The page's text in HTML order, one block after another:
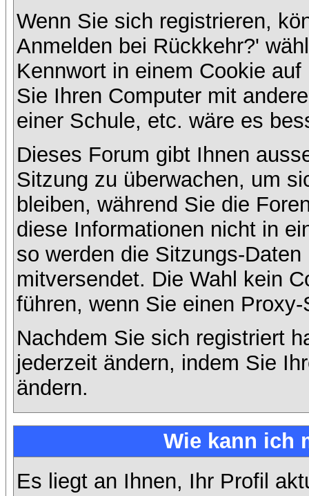
Wenn Sie sich registrieren,
Anmelden bei Rückkehr?'
Kennwort in einem Cookie
Sie Ihren Computer mit
einer Schule, etc. wäre es
Dieses Forum gibt Ihnen
Sitzung zu überwachen, um
bleiben, während Sie die
diese Informationen nicht in
so werden die Sitzungs-
mitversendet. Die Wahl kein
führen, wenn Sie einen
Nachdem Sie sich registriert
jederzeit ändern, indem Sie
ändern.
Wie kann ich
Es liegt an Ihnen, Ihr Profil